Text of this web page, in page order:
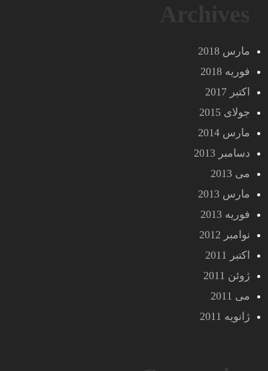
مارس 2018
فوریه 2018
اکتبر 2017
جولای 2015
مارس 2014
دسامبر 2013
می 2013
مارس 2013
فوریه 2013
نوامبر 2012
اکتبر 2011
ژوئن 2011
می 2011
ژانویه 2011